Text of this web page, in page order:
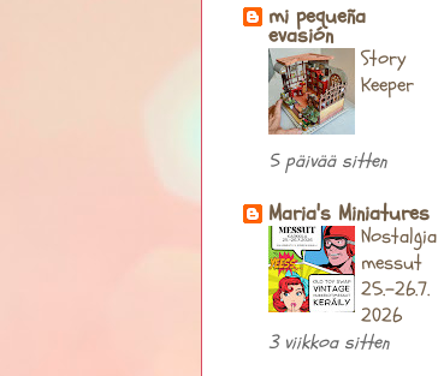
mi pequeña
evasión
Story
Keeper
5 päivää sitten
Maria's Miniatures
Nostalgia
messut
25.-26.7.
2026
3 viikkoa sitten